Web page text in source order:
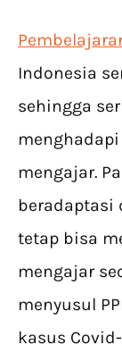
Indonesia
sehingga
mengajar.
beradaptasi
tetap bisa
mengajar
menyusul
kasus